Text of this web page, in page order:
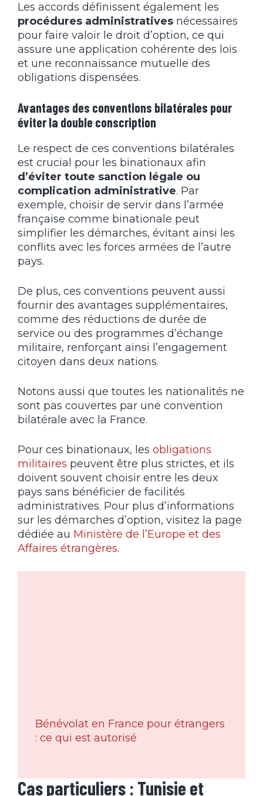
Les accords définissent également les
procédures administratives nécessaires
pour faire valoir le droit d’option, ce qui
assure une application cohérente des lois
et une reconnaissance mutuelle des
obligations dispensées.
Avantages des conventions bilatérales pour
éviter la double conscription
Le respect de ces conventions bilatérales
est crucial pour les binationaux afin
d’éviter toute sanction légale ou
complication administrative. Par
exemple, choisir de servir dans l’armée
française comme binationale peut
simplifier les démarches, évitant ainsi les
conflits avec les forces armées de l’autre
pays.
De plus, ces conventions peuvent aussi
fournir des avantages supplémentaires,
comme des réductions de durée de
service ou des programmes d’échange
militaire, renforçant ainsi l’engagement
citoyen dans deux nations.
Notons aussi que toutes les nationalités ne
sont pas couvertes par une convention
bilatérale avec la France.
Pour ces binationaux, les obligations
militaires peuvent être plus strictes, et ils
doivent souvent choisir entre les deux
pays sans bénéficier de facilités
administratives. Pour plus d’informations
sur les démarches d’option, visitez la page
dédiée au Ministère de l’Europe et des
Affaires étrangères.
Bénévolat en France pour étrangers
: ce qui est autorisé
Cas particuliers : Tunisie et